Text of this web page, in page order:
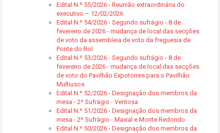
Edital N.º 55/2026 - Reunião extraordinária do
executivo – 12/02/2026
Edital N.º 54/2026 - Segundo sufrágio - 8 de
fevereiro de 2026 - mudança de local das secções
de voto da assembleia de voto da freguesia de
Ponte do Rol
Edital N.º 53/2026 - Segundo sufrágio - 8 de
fevereiro de 2026 - mudança de local das secções
de voto do Pavilhão Expotorres para o Pavilhão
Multiusos
Edital N.º 52/2026 - Designação dos membros da
mesa - 2º Sufrágio - Ventosa
Edital N.º 51/2026 - Designação dos membros da
mesa - 2º Sufrágio - Maxial e Monte Redondo
Edital N.º 50/2026 - Designação dos membros da